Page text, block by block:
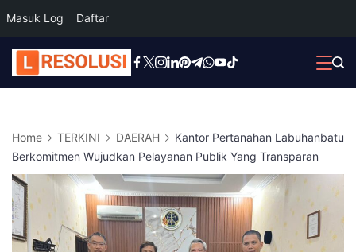
Masuk Log Daftar
Skip
to
Home TERKINI DAERAH
Kantor Pertanahan Labuhanbatu
Berkomitmen Wujudkan Pelayanan Publik Yang Transparan